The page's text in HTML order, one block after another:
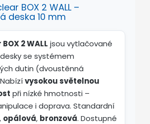
BOX 2 WALL –
deska 10 mm
2 WALL jsou vytlačované
se systémem
dutin (dvoustěnná
vysokou světelnou
při nízké hmotnosti –
i doprava. Standardní
, opálová, bronzová. Dostupné